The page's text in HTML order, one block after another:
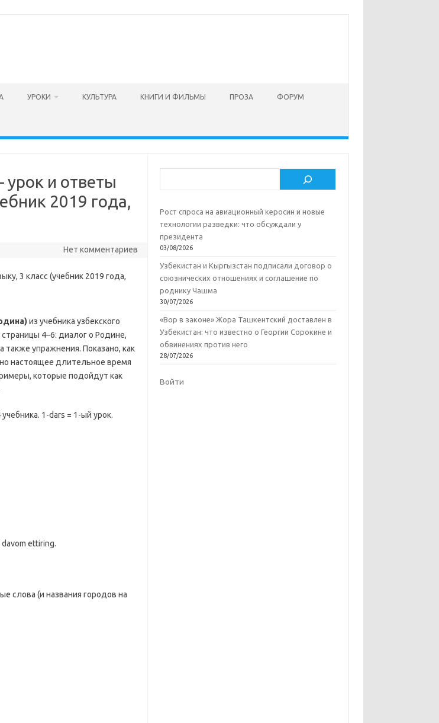
УРОКИ КУЛЬТУРА КНИГИ И ФИЛЬМЫ ПРОЗА ФОРУМ
и ответы
2019 года,
Нет комментариев
из учебника узбекского
4–6: диалог о Родине,
также упражнения. Показано, как
настоящее длительное время
которые подойдут как
1-dars = 1-ый урок.
ettiring.
слова (и названия городов на
Рост спроса на авиационный керосин и новые
технологии разведки: что обсуждали у
президента
03/08/2026
Узбекистан и Кыргызстан подписали договор о
союзнических отношениях и соглашение по
роднику Чашма
30/07/2026
«Вор в законе» Жора Ташкентский доставлен в
Узбекистан: что известно о Георгии Сорокине и
обвинениях против него
28/07/2026
Войти